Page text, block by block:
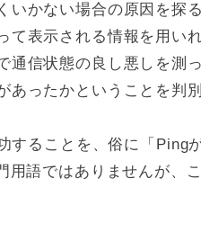
いかない場合の原因を探
て表示される情報を用い
通信状態の良し悪しを測
あったかということを判
することを、俗に「Ping
用語ではありませんが、